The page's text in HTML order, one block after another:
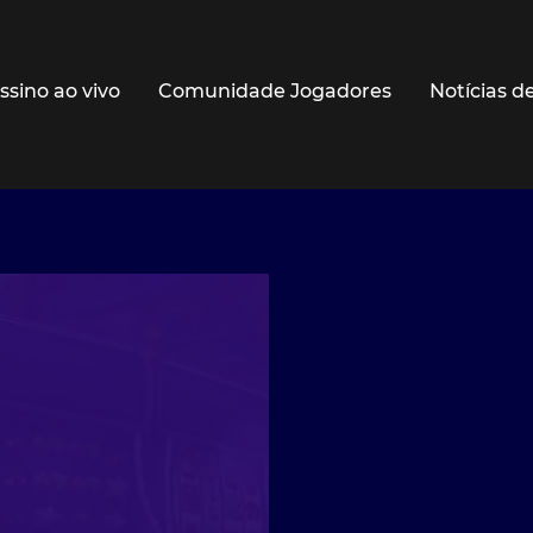
ao vivo Comunidade Jogadores Notícias